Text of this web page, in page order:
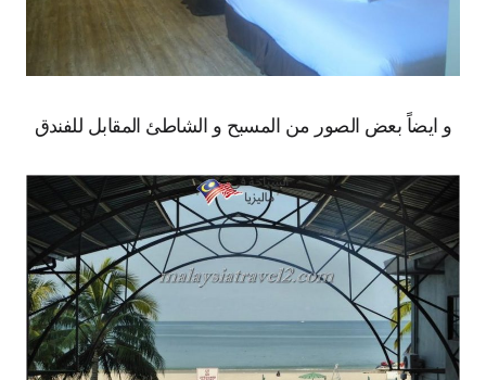
و ايضاً بعض الصور من المسبح و الشاطئ المقابل للفندق